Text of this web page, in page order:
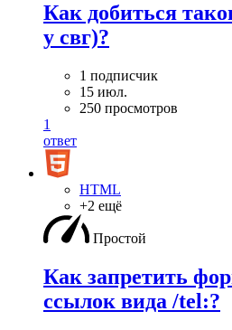
Как добиться
у свг)?
1 подписчик
15 июл.
250 просмотров
1
ответ
HTML
+2 ещё
Простой
Как запретить
ссылок вида /tel:?